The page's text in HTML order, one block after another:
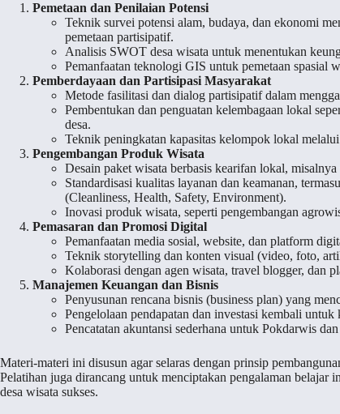
Pemetaan dan Penilaian Potensi
Teknik survei potensi alam, budaya, dan ekonomi
pemetaan partisipatif.
Analisis SWOT desa wisata untuk menentukan
Pemanfaatan teknologi GIS untuk pemetaan spasial
Pemberdayaan dan Partisipasi Masyarakat
Metode fasilitasi dan dialog partisipatif dalam
Pembentukan dan penguatan kelembagaan lokal
desa.
Teknik peningkatan kapasitas kelompok lokal
Pengembangan Produk Wisata
Desain paket wisata berbasis kearifan lokal,
Standardisasi kualitas layanan dan keamanan,
(Cleanliness, Health, Safety, Environment).
Inovasi produk wisata, seperti pengembangan
Pemasaran dan Promosi Digital
Pemanfaatan media sosial, website, dan platform
Teknik storytelling dan konten visual (video, foto,
Kolaborasi dengan agen wisata, travel blogger, dan
Manajemen Keuangan dan Bisnis
Penyusunan rencana bisnis (business plan) yang
Pengelolaan pendapatan dan investasi kembali untuk
Pencatatan akuntansi sederhana untuk Pokdarwis
Materi-materi ini disusun agar selaras dengan prinsip
Pelatihan juga dirancang untuk menciptakan pengalaman
desa wisata sukses.